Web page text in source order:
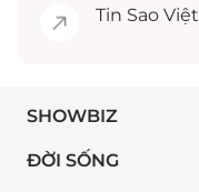
Tin Sao Việt
SHOWBIZ
ĐỜI SỐNG